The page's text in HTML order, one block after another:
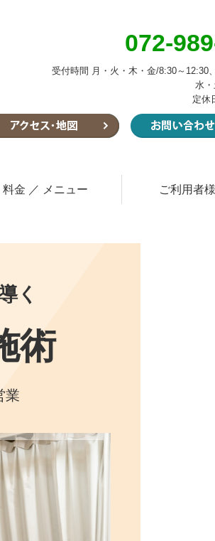
072-
受付時間 月・火・木・金/8:30～12:30
水
定休
料金 ／ メニュー ご利用者